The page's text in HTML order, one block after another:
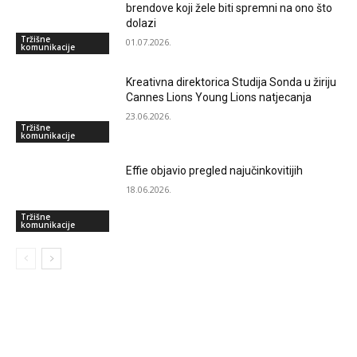
Tržišne
komunikacije
brendove koji žele biti spremni na ono što
dolazi
01.07.2026.
Tržišne
komunikacije
Kreativna direktorica Studija Sonda u žiriju
Cannes Lions Young Lions natjecanja
23.06.2026.
Tržišne
komunikacije
Effie objavio pregled najučinkovitijih
18.06.2026.